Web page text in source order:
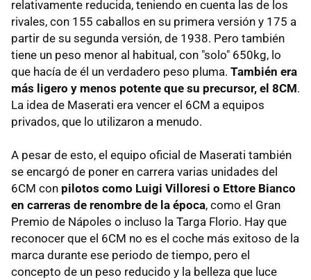
relativamente reducida, teniendo en cuenta las de los
rivales, con 155 caballos en su primera versión y 175 a
partir de su segunda versión, de 1938. Pero también
tiene un peso menor al habitual, con "solo" 650kg, lo
que hacía de él un verdadero peso pluma. También era
más ligero y menos potente que su precursor, el 8CM.
La idea de Maserati era vencer el 6CM a equipos
privados, que lo utilizaron a menudo.
A pesar de esto, el equipo oficial de Maserati también
se encargó de poner en carrera varias unidades del
6CM con pilotos como Luigi Villoresi o Ettore Bianco
en carreras de renombre de la época, como el Gran
Premio de Nápoles o incluso la Targa Florio. Hay que
reconocer que el 6CM no es el coche más exitoso de la
marca durante ese periodo de tiempo, pero el
concepto de un peso reducido y la belleza que luce